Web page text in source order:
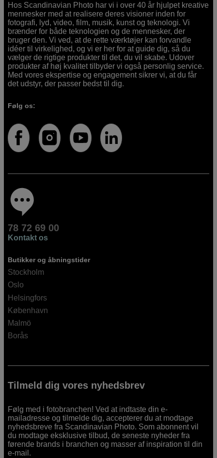
Hos Scandinavian Photo har vi i over 40 år hjulpet kreative
mennesker med at realisere deres visioner inden for
fotografi, lyd, video, film, musik, kunst og teknologi. Vi
brænder for både teknologien og de mennesker, der
bruger den. Vi ved, at de rette værktøjer kan forvandle
idéer til virkelighed, og vi er her for at guide dig, så du
vælger de rigtige produkter til det, du vil skabe. Udover
produkter af høj kvalitet tilbyder vi også personlig service.
Med vores ekspertise og engagement sikrer vi, at du får
det udstyr, der passer bedst til dig.
Følg os:
78 72 69 00
Kontakt os
Butikker og åbningstider
Stockholm
Oslo
Helsingfors
København
Malmö
Borås
Tilmeld dig vores nyhedsbrev
Følg med i fotobranchen! Ved at indtaste din e-
mailadresse og tilmelde dig, accepterer du at modtage
nyhedsbreve fra Scandinavian Photo. Som abonnent vil
du modtage eksklusive tilbud, de seneste nyheder fra
førende brands i branchen og masser af inspiration til din
e-mail.